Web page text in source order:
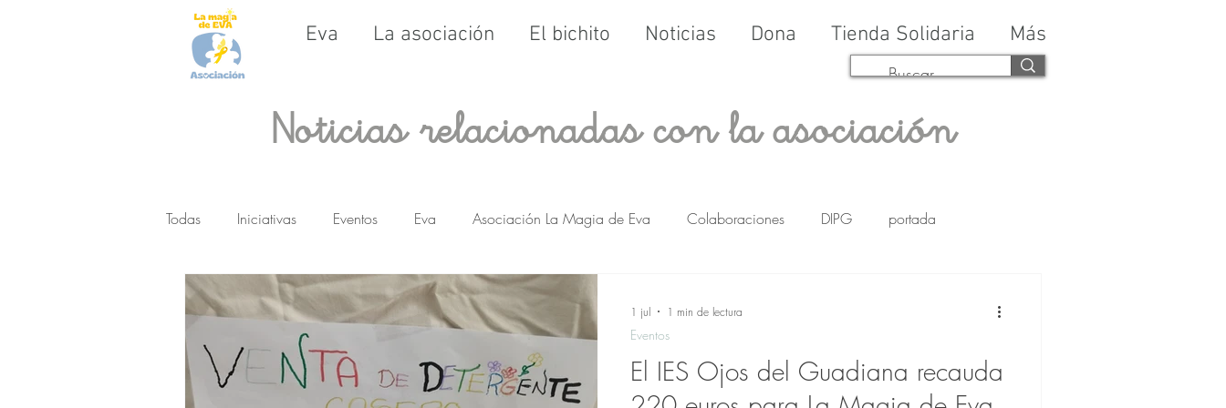
Eva La asociación El bichito Noticias Dona Tienda Solidaria Más
Noticias relacionadas con la asociación
Todas Iniciativas Eventos Eva Asociación La Magia de Eva Colaboraciones DIPG portada
El IES Ojos del Guadiana recauda
Eventos
1 jul 1 min de lectura